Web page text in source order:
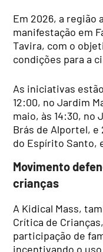
Em 2026, a região
manifestação em
Tavira, com o
condições para a
As iniciativas
12:00, no Jardim
maio, às 14:30, no
Brás de Alportel, e
do Espírito Santo,
Movimento
crianças
A Kidical Mass,
Crítica de
participação de
incentivando o